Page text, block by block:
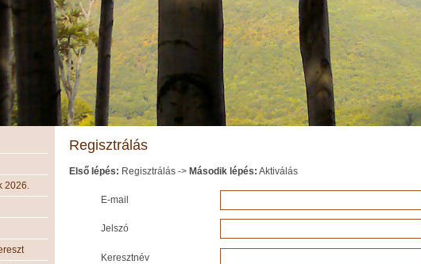
2026.
Regisztrálás
Első lépés: Regisztrálás -> Második lépés: Aktiválás
E-mail
Jelszó
Keresztnév